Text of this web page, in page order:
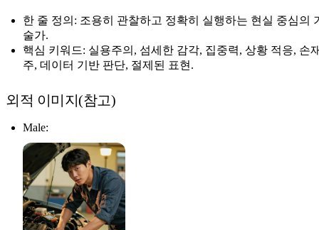
한 줄 정의: 조용히 관찰하고 정확히 실행하는 현실 중심의
술가.
핵심 키워드: 실용주의, 섬세한 감각, 집중력, 상황 적응, 손
주, 데이터 기반 판단, 절제된 표현.
외적 이미지(참고)
Male: